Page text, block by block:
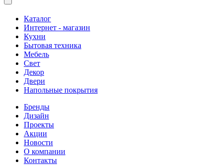
Каталог
Интернет - магазин
Кухни
Бытовая техника
Мебель
Свет
Декор
Двери
Напольные покрытия
Бренды
Дизайн
Проекты
Акции
Новости
О компании
Контакты